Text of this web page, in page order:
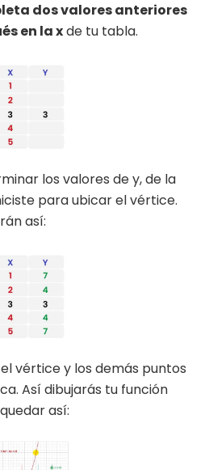
dos valores anteriores
en la xde tu tabla.
los valores de y, de la
para ubicar el vértice.
así:
vértice y los demás puntos
Así dibujarás tu función
así: